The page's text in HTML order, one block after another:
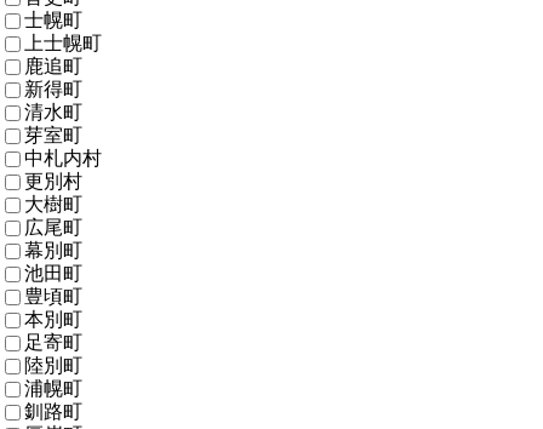
士幌町
上士幌町
鹿追町
新得町
清水町
芽室町
中札内村
更別村
大樹町
広尾町
幕別町
池田町
豊頃町
本別町
足寄町
陸別町
浦幌町
釧路町